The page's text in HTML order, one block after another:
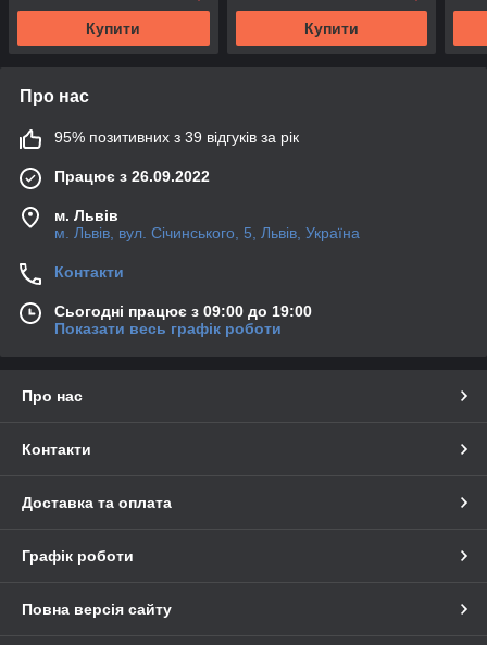
Купити
L484)
Купити
Про нас
95% позитивних з 39 відгуків за рік
Працює з 26.09.2022
м. Львів
м. Львів, вул. Січинського, 5, Львів, Україна
Контакти
Сьогодні працює з 09:00 до 19:00
Показати весь графік роботи
Про нас
Контакти
Доставка та оплата
Графік роботи
Повна версія сайту